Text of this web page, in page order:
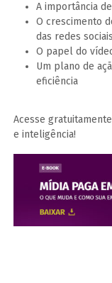
A importância
O crescimento
das redes sociais
O papel do
Um plano de
eficiência
Acesse
e inteligência!